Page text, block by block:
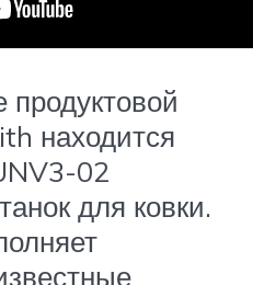
находится
02
для ковки.